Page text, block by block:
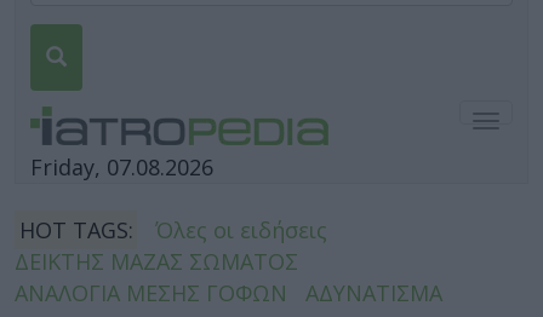
Friday, 07.08.2026
HOT TAGS:
Όλες οι ειδήσεις
ΔΕΙΚΤΗΣ ΜΑΖΑΣ ΣΩΜΑΤΟΣ
ΑΝΑΛΟΓΙΑ ΜΕΣΗΣ ΓΟΦΩΝ
ΑΔΥΝΑΤΙΣΜΑ